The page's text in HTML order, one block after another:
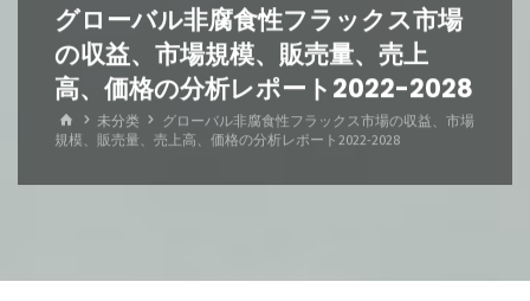
グローバル非腐食性フラックス市場
の収益、市場規模、販売量、売上
高、価格の分析レポート2022-2028
ホ
ー
未分类
グローバル非腐食性フラックス市場の収益、市場
規模、販売量、売上高、価格の分析レポート2022-2028